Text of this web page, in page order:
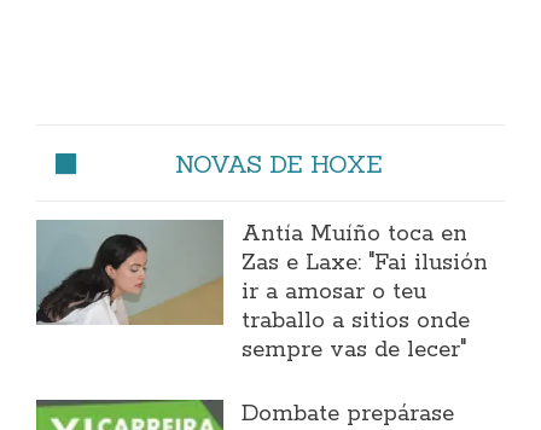
NOVAS DE HOXE
Antía Muíño toca en
Zas e Laxe: "Fai ilusión
ir a amosar o teu
traballo a sitios onde
sempre vas de lecer"
Dombate prepárase